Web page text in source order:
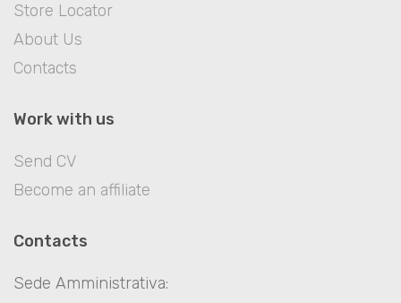
Store Locator
About Us
Contacts
Work with us
Send CV
Become an affiliate
Contacts
Sede Amministrativa: